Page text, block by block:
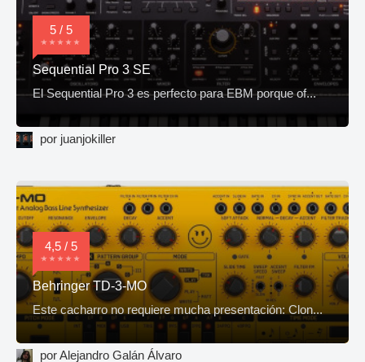
5 / 5
Sequential Pro 3 SE
El Sequential Pro 3 es perfecto para EBM porque of...
por juanjokiller
4,5 / 5
Behringer TD-3-MO
Este cacharro no requiere mucha presentación: Clon...
por Alejandro Galán Álvaro